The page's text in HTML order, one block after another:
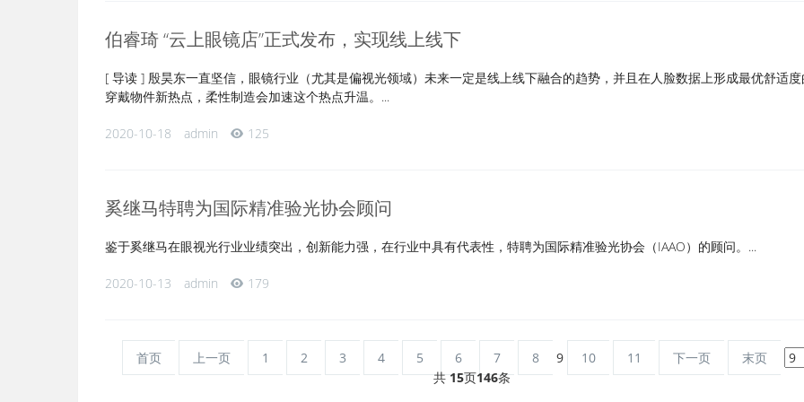
伯睿琦 “云上眼镜店”正式发布，实现线上线下
[ 导读 ] 殷昊东一直坚信，眼镜行业（尤其是偏视光领域）未来一定是线上线下融合的趋势，并且在人脸数据上形成最优舒适
穿戴物件新热点，柔性制造会加速这个热点升温。...
2020-10-18 admin 125
奚继马特聘为国际精准验光协会顾问
鉴于奚继马在眼视光行业业绩突出，创新能力强，在行业中具有代表性，特聘为国际精准验光协会（IAAO）的顾问。...
2020-10-13 admin 179
首页 上一页 1 2 3 4 5 6 7 8 9 10 11 下一页
末页
共15页146条